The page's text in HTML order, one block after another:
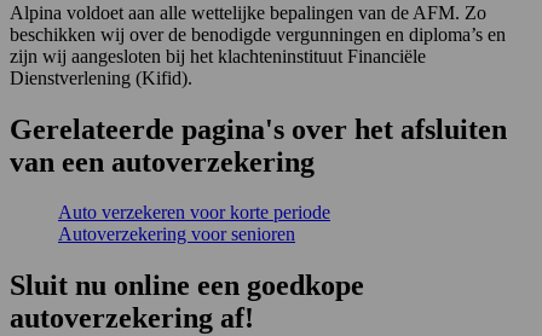
Alpina voldoet aan alle wettelijke bepalingen van de AFM. Zo
beschikken wij over de benodigde vergunningen en diploma’s en
zijn wij aangesloten bij het klachteninstituut Financiële
Dienstverlening (Kifid).
Gerelateerde pagina's over het afsluiten
van een autoverzekering
Auto verzekeren voor korte periode
Autoverzekering voor senioren
Sluit nu online een goedkope
autoverzekering af!